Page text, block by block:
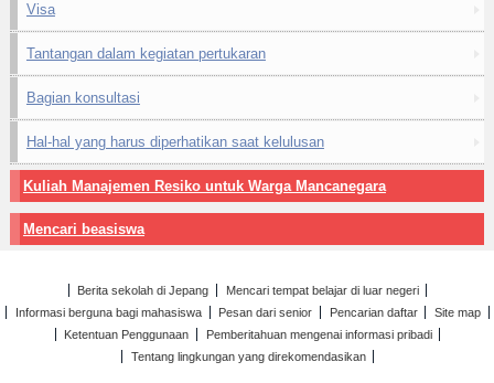
Visa
Tantangan dalam kegiatan pertukaran
Bagian konsultasi
Hal-hal yang harus diperhatikan saat kelulusan
Kuliah Manajemen Resiko untuk Warga Mancanegara
Mencari beasiswa
Berita sekolah di Jepang
Mencari tempat belajar di luar negeri
Informasi berguna bagi mahasiswa
Pesan dari senior Pencarian daftar
Site map
Ketentuan Penggunaan
Pemberitahuan mengenai informasi pribadi
Tentang lingkungan yang direkomendasikan